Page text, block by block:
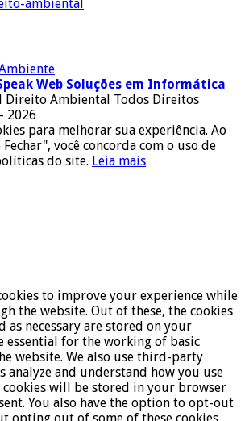
Web Soluções em Informática
Ambiental Todos Direitos
2026
para melhorar sua experiência. Ao
você concorda com o uso de
do site. Leia mais
to improve your experience while
the website. Out of these, the cookies
as necessary are stored on your
essential for the working of basic
website. We also use third-party
analyze and understand how you use
cookies will be stored in your browser
You also have the option to opt-out